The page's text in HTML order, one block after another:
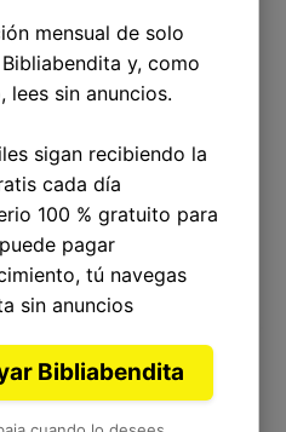
podemos ver cómo
a Dios, incluso en
mensual de solo
y, como
lees sin anuncios.
sigan recibiendo la
cada día
100 % gratuito para
pagar
tú navegas
sin anuncios
Bibliabendita